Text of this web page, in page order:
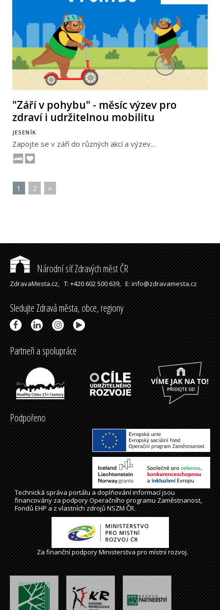
"Září v pohybu" - měsíc výzev pro
zdraví i udržitelnou mobilitu
JESENÍK
Zapojte se v září do různých akcí a výzev...
1 2 »
Národní síť Zdravých měst ČR
ZdravaMesta.cz,T: +420 602 500 639,E: info@zdravamesta.cz
Sledujte Zdravá města, obce, regiony
Partneři a spolupráce
Podpořeno
Technická správaportálua doplňování informací jsou
financovány za podpory Operačního programu Zaměstnanost,
Fondů EHP a z vlastních zdrojů NSZM ČR.
Za finanční podpory Ministerstva pro místní rozvoj.